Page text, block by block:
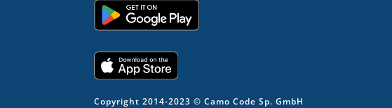
Copyright 2014-2023 © Camo Code Sp. GmbH